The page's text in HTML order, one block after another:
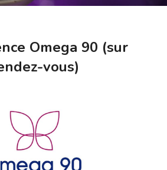
Omega 90 (sur
vous)